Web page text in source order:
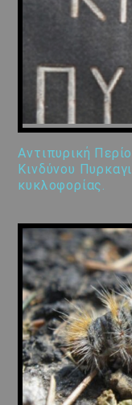
Αντιπυρική
Κινδύνου
κυκλοφορίας.